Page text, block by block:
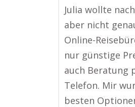
Julia wollte
aber nicht
Online-
nur günstige
auch Beratung
Telefon. Mir
besten